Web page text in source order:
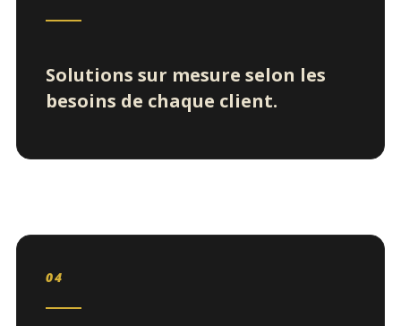
Solutions sur mesure selon les
besoins de chaque client.
04